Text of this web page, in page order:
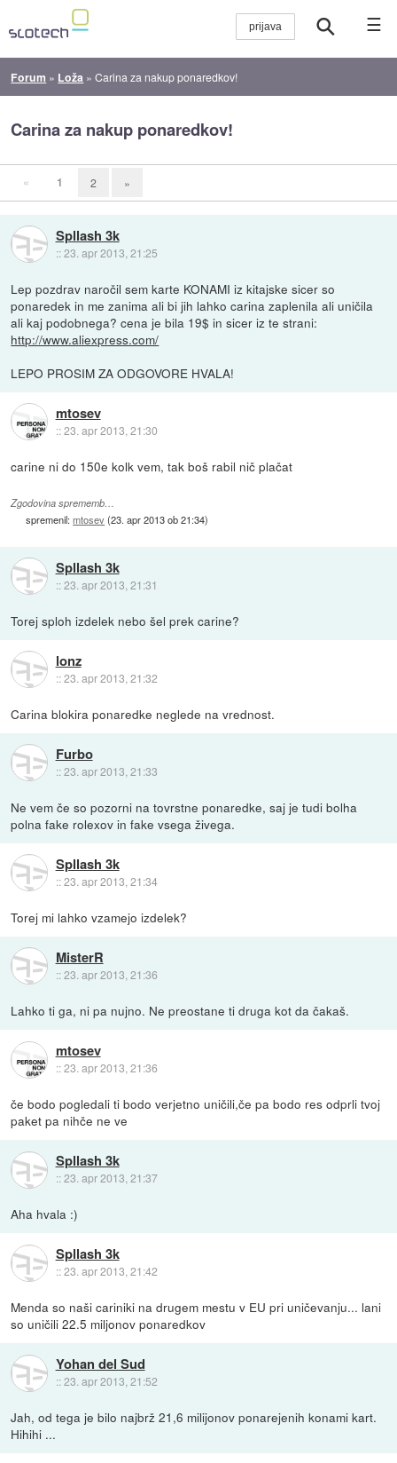
☰
Forum » Loža »Carina za nakup ponaredkov!
Carina za nakup ponaredkov!
« 1 2 »
Spllash 3k
::23. apr 2013, 21:25
Lep pozdrav naročil sem karte KONAMI iz kitajske sicer so
ponaredek in me zanima ali bi jih lahko carina zaplenila ali uničila
ali kaj podobnega? cena je bila 19$ in sicer iz te strani:
http://www.aliexpress.com/
LEPO PROSIM ZA ODGOVORE HVALA!
mtosev
::23. apr 2013, 21:30
carine ni do 150e kolk vem, tak boš rabil nič plačat
Zgodovina sprememb…
spremenil:mtosev(23. apr 2013 ob 21:34)
Spllash 3k
::23. apr 2013, 21:31
Torej sploh izdelek nebo šel prek carine?
lonz
::23. apr 2013, 21:32
Carina blokira ponaredke neglede na vrednost.
Furbo
::23. apr 2013, 21:33
Ne vem če so pozorni na tovrstne ponaredke, saj je tudi bolha
polna fake rolexov in fake vsega živega.
Spllash 3k
::23. apr 2013, 21:34
Torej mi lahko vzamejo izdelek?
MisterR
::23. apr 2013, 21:36
Lahko ti ga, ni pa nujno. Ne preostane ti druga kot da čakaš.
mtosev
::23. apr 2013, 21:36
če bodo pogledali ti bodo verjetno uničili,če pa bodo res odprli tvoj
paket pa nihče ne ve
Spllash 3k
::23. apr 2013, 21:37
Aha hvala :)
Spllash 3k
::23. apr 2013, 21:42
Menda so naši cariniki na drugem mestu v EU pri uničevanju... lani
so uničili 22.5 miljonov ponaredkov
Yohan del Sud
::23. apr 2013, 21:52
Jah, od tega je bilo najbrž 21,6 milijonov ponarejenih konami kart.
Hihihi ...